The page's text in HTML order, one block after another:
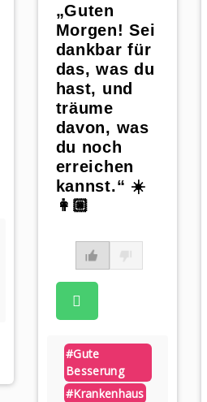
„Guten
Morgen! Sei
dankbar für
das, was du
hast, und
träume
davon, was
du noch
erreichen
kannst.“ ☀️
👩🏼
#gute
Besserung
#krankenhaus